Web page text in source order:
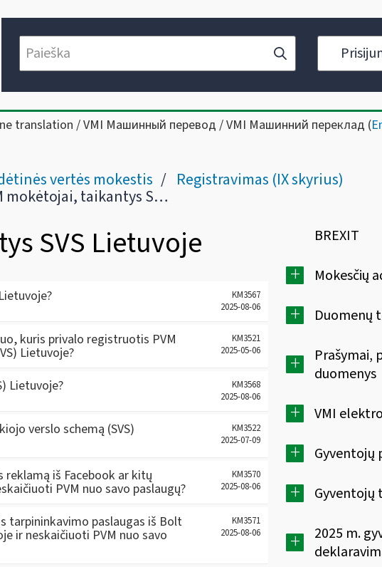
translation / VMI Машинный перевод / VMI Машинний переклад (
vertės mokestis Registravimas (IX skyrius)
taikantys SVS Lietuvoje
SVS Lietuvoje
KM3567
2025-08-06
kuris privalo registruotis PVM
Lietuvoje?
KM3521
2025-05-06
Lietuvoje?
KM3568
2025-08-06
verslo schemą (SVS)
KM3522
2025-07-09
iš Facebook ar kitų
PVM nuo savo paslaugų?
KM3570
2025-08-06
tarpininkavimo paslaugas iš Bolt
ir neskaičiuoti PVM nuo savo
KM3571
2025-08-06
BREXIT
+ Mokesčių
+ Duomenų
+
Prašymai,
duomenys
+ VMI
+ Gyventojų
+ Gyventojų
+
2025 m.